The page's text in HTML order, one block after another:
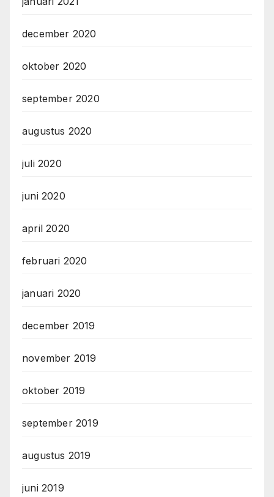
december 2020
oktober 2020
september 2020
augustus 2020
juli 2020
juni 2020
april 2020
februari 2020
januari 2020
december 2019
november 2019
oktober 2019
september 2019
augustus 2019
juni 2019